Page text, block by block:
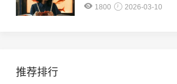
1800 2026-03-10
推荐排行